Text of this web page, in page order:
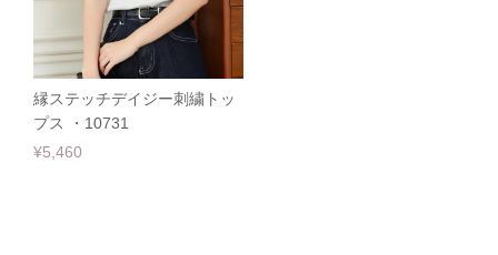
縁ステッチデイジー刺繍トッ
プス ・10731
¥5,460